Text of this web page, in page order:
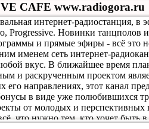
CAFE www.radiogora.ru
интернет-радиостанция, в
Progressive. Новинки
и прямые эфиры - всё это
именем сеть интернет-
вкус. В ближайшее время
и раскрученным проектом
его направлениях, этот канал
в виде уже полюбившихся
от молодых и перспективных
что нужно тем, кто хочет быть